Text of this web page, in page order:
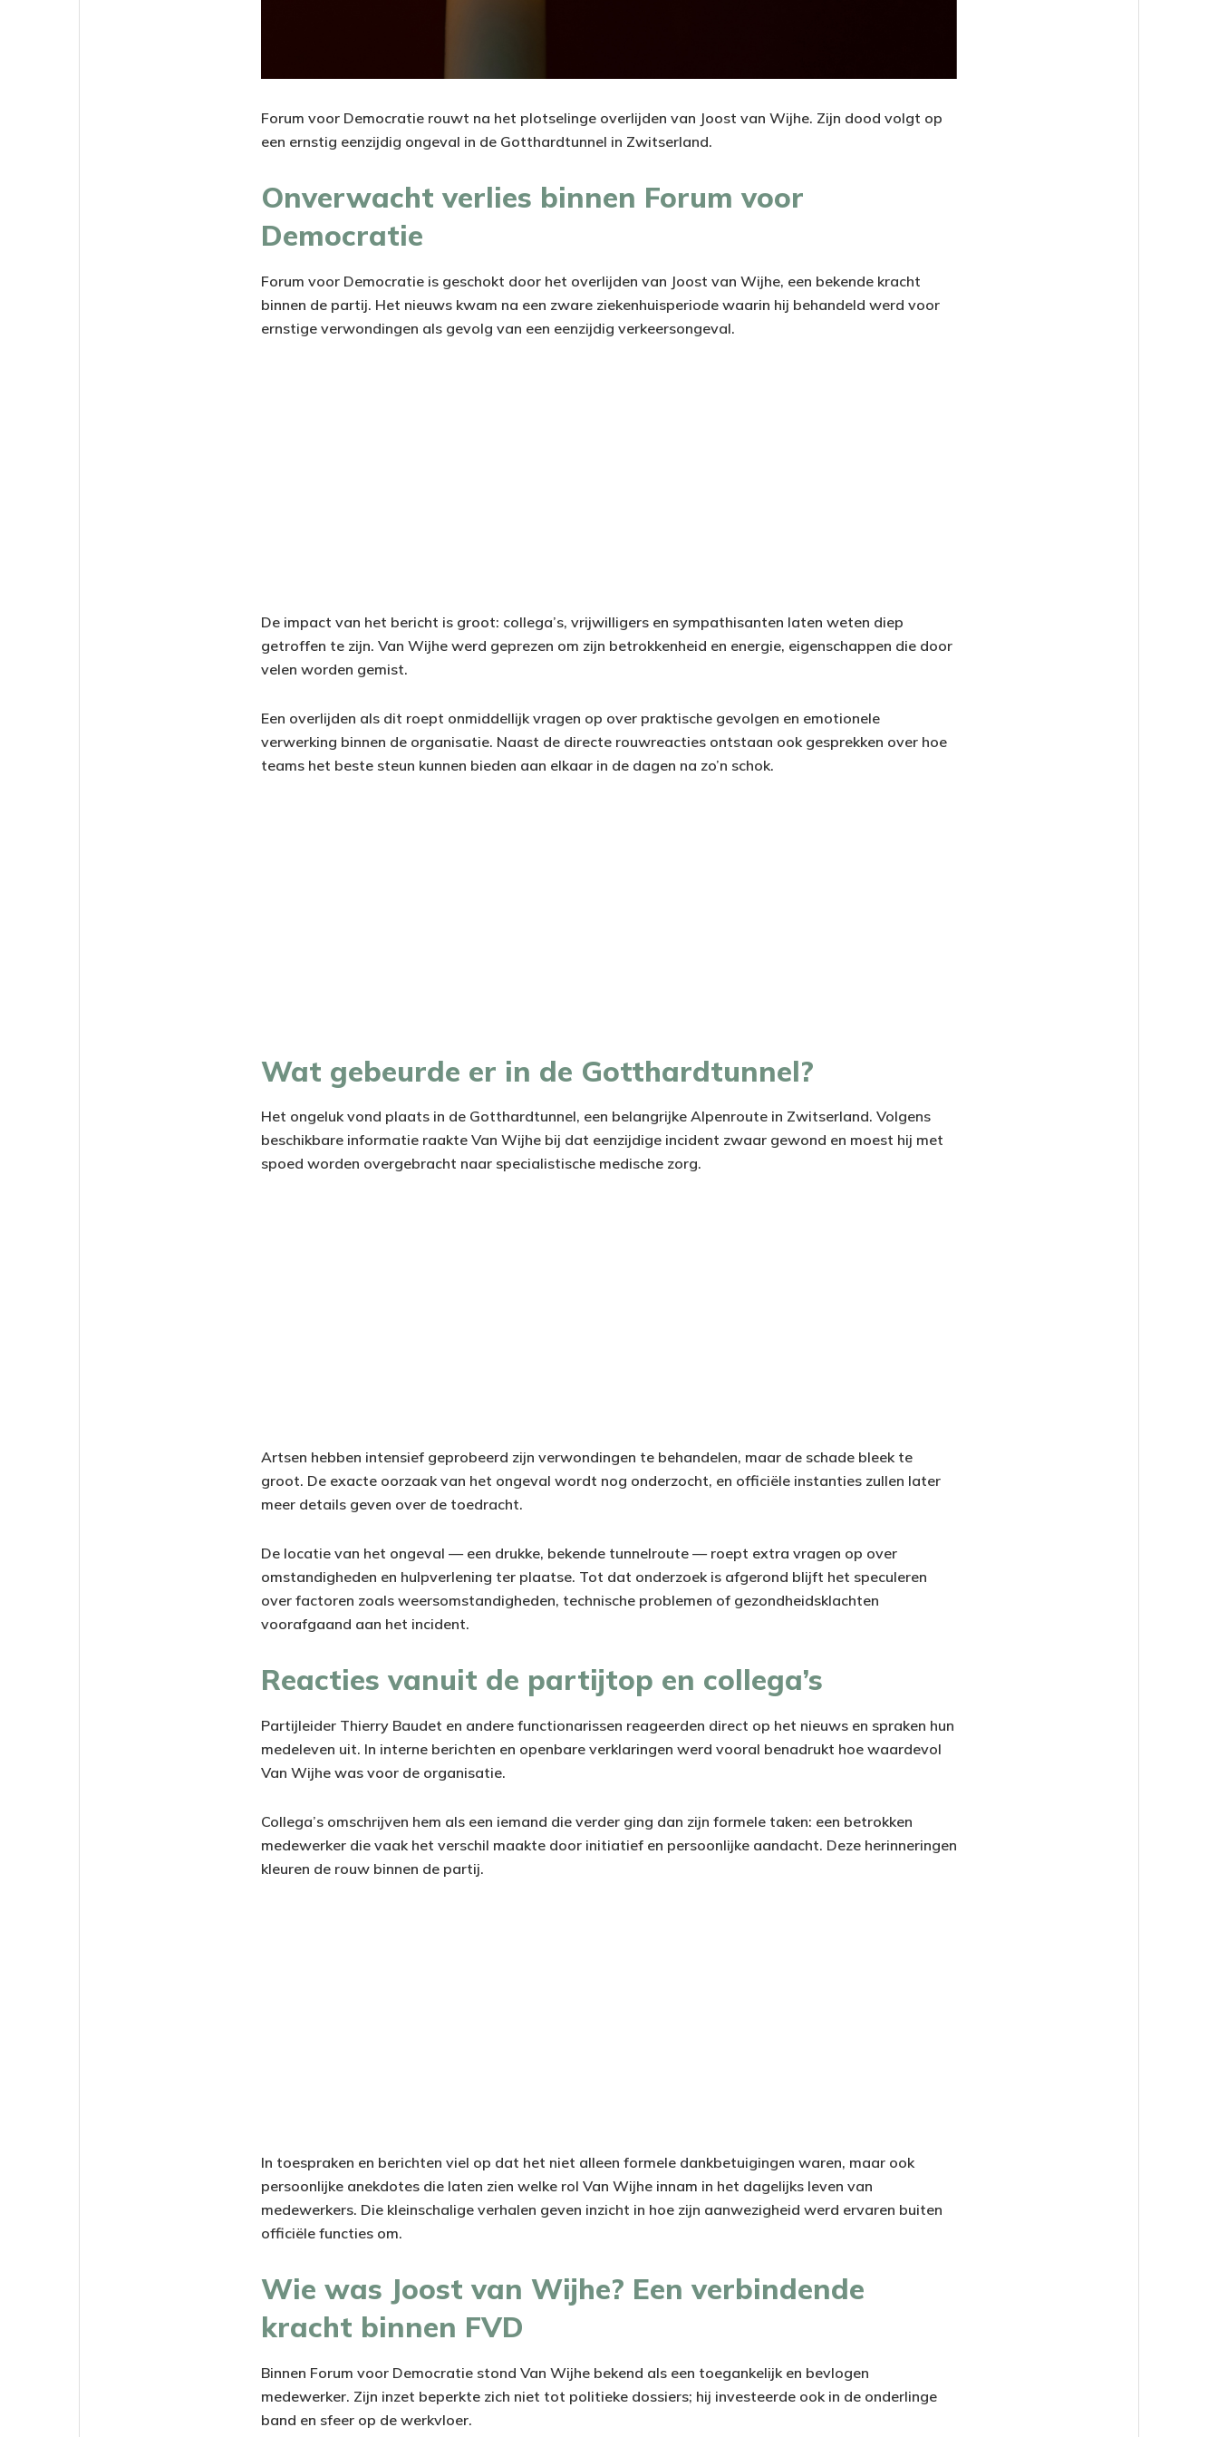
Forum voor Democratie rouwt na het plotselinge overlijden van Joost van Wijhe. Zijn dood volgt op
een ernstig eenzijdig ongeval in de Gotthardtunnel in Zwitserland.
Onverwacht verlies binnen Forum voor
Democratie
Forum voor Democratie is geschokt door het overlijden van Joost van Wijhe, een bekende kracht
binnen de partij. Het nieuws kwam na een zware ziekenhuisperiode waarin hij behandeld werd voor
ernstige verwondingen als gevolg van een eenzijdig verkeersongeval.
De impact van het bericht is groot: collega’s, vrijwilligers en sympathisanten laten weten diep
getroffen te zijn. Van Wijhe werd geprezen om zijn betrokkenheid en energie, eigenschappen die door
velen worden gemist.
Een overlijden als dit roept onmiddellijk vragen op over praktische gevolgen en emotionele
verwerking binnen de organisatie. Naast de directe rouwreacties ontstaan ook gesprekken over hoe
teams het beste steun kunnen bieden aan elkaar in de dagen na zo’n schok.
Wat gebeurde er in de Gotthardtunnel?
Het ongeluk vond plaats in de Gotthardtunnel, een belangrijke Alpenroute in Zwitserland. Volgens
beschikbare informatie raakte Van Wijhe bij dat eenzijdige incident zwaar gewond en moest hij met
spoed worden overgebracht naar specialistische medische zorg.
Artsen hebben intensief geprobeerd zijn verwondingen te behandelen, maar de schade bleek te
groot. De exacte oorzaak van het ongeval wordt nog onderzocht, en officiële instanties zullen later
meer details geven over de toedracht.
De locatie van het ongeval — een drukke, bekende tunnelroute — roept extra vragen op over
omstandigheden en hulpverlening ter plaatse. Tot dat onderzoek is afgerond blijft het speculeren
over factoren zoals weersomstandigheden, technische problemen of gezondheidsklachten
voorafgaand aan het incident.
Reacties vanuit de partijtop en collega’s
Partijleider Thierry Baudet en andere functionarissen reageerden direct op het nieuws en spraken hun
medeleven uit. In interne berichten en openbare verklaringen werd vooral benadrukt hoe waardevol
Van Wijhe was voor de organisatie.
Collega’s omschrijven hem als een iemand die verder ging dan zijn formele taken: een betrokken
medewerker die vaak het verschil maakte door initiatief en persoonlijke aandacht. Deze herinneringen
kleuren de rouw binnen de partij.
In toespraken en berichten viel op dat het niet alleen formele dankbetuigingen waren, maar ook
persoonlijke anekdotes die laten zien welke rol Van Wijhe innam in het dagelijks leven van
medewerkers. Die kleinschalige verhalen geven inzicht in hoe zijn aanwezigheid werd ervaren buiten
officiële functies om.
Wie was Joost van Wijhe? Een verbindende
kracht binnen FVD
Binnen Forum voor Democratie stond Van Wijhe bekend als een toegankelijk en bevlogen
medewerker. Zijn inzet beperkte zich niet tot politieke dossiers; hij investeerde ook in de onderlinge
band en sfeer op de werkvloer.